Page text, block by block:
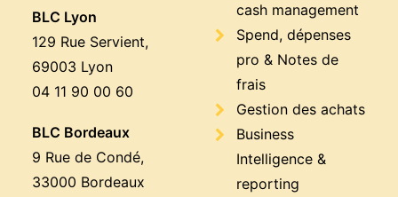
BLC Lyon
129 Rue Servient,
69003 Lyon
04 11 90 00 60
BLC Bordeaux
9 Rue de Condé,
33000 Bordeaux
cash management
Spend, dépenses
pro & Notes de
frais
Gestion des achats
Business
Intelligence &
reporting